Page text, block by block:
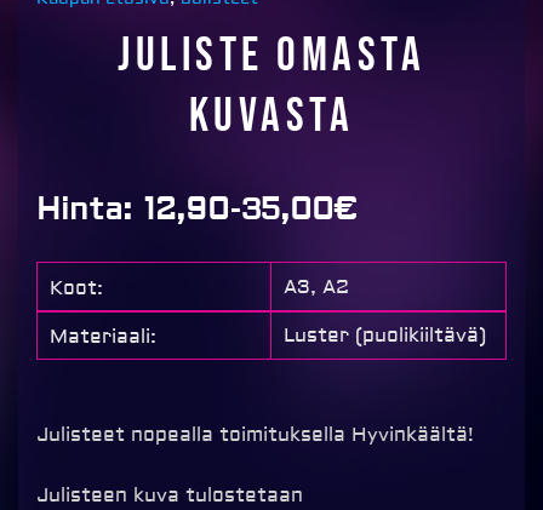
Juliste omasta
kuvasta
Hinta: 12,90-35,00€
Koot: A3, A2
Materiaali: Luster (puolikiiltävä)
Julisteet nopealla toimituksella Hyvinkäältä!
Julisteen kuva tulostetaan